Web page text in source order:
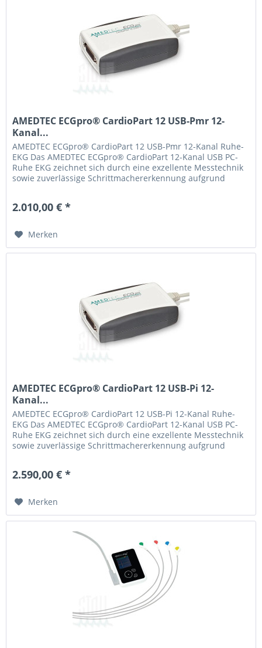
AMEDTEC ECGpro® CardioPart 12 USB-Pmr 12-
Kanal...
AMEDTEC ECGpro® CardioPart 12 USB-Pmr 12-Kanal Ruhe-
EKG Das AMEDTEC ECGpro® CardioPart 12-Kanal USB PC-
Ruhe EKG zeichnet sich durch eine exzellente Messtechnik
sowie zuverlässige Schrittmachererkennung aufgrund
2.010,00 € *
Merken
AMEDTEC ECGpro® CardioPart 12 USB-Pi 12-
Kanal...
AMEDTEC ECGpro® CardioPart 12 USB-Pi 12-Kanal Ruhe-
EKG Das AMEDTEC ECGpro® CardioPart 12-Kanal USB PC-
Ruhe EKG zeichnet sich durch eine exzellente Messtechnik
sowie zuverlässige Schrittmachererkennung aufgrund
2.590,00 € *
Merken